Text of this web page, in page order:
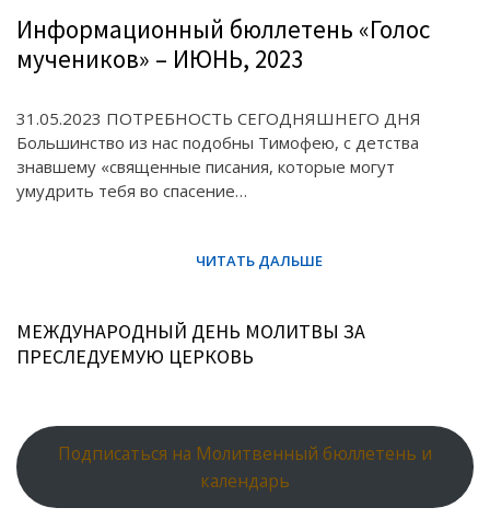
Информационный бюллетень «Голос
мучеников» – ИЮНЬ, 2023
31.05.2023 ПОТРЕБНОСТЬ СЕГОДНЯШНЕГО ДНЯ
Большинство из нас подобны Тимофею, с детства
знавшему «священные писания, которые могут
умудрить тебя во спасение…
МЕЖДУНАРОДНЫЙ ДЕНЬ МОЛИТВЫ ЗА
ПРЕСЛЕДУЕМУЮ ЦЕРКОВЬ
Подписаться на Молитвенный бюллетень и
календарь